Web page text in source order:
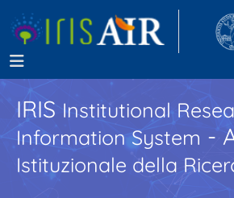
IRISInstitutional
Information System -
Istituzionale della